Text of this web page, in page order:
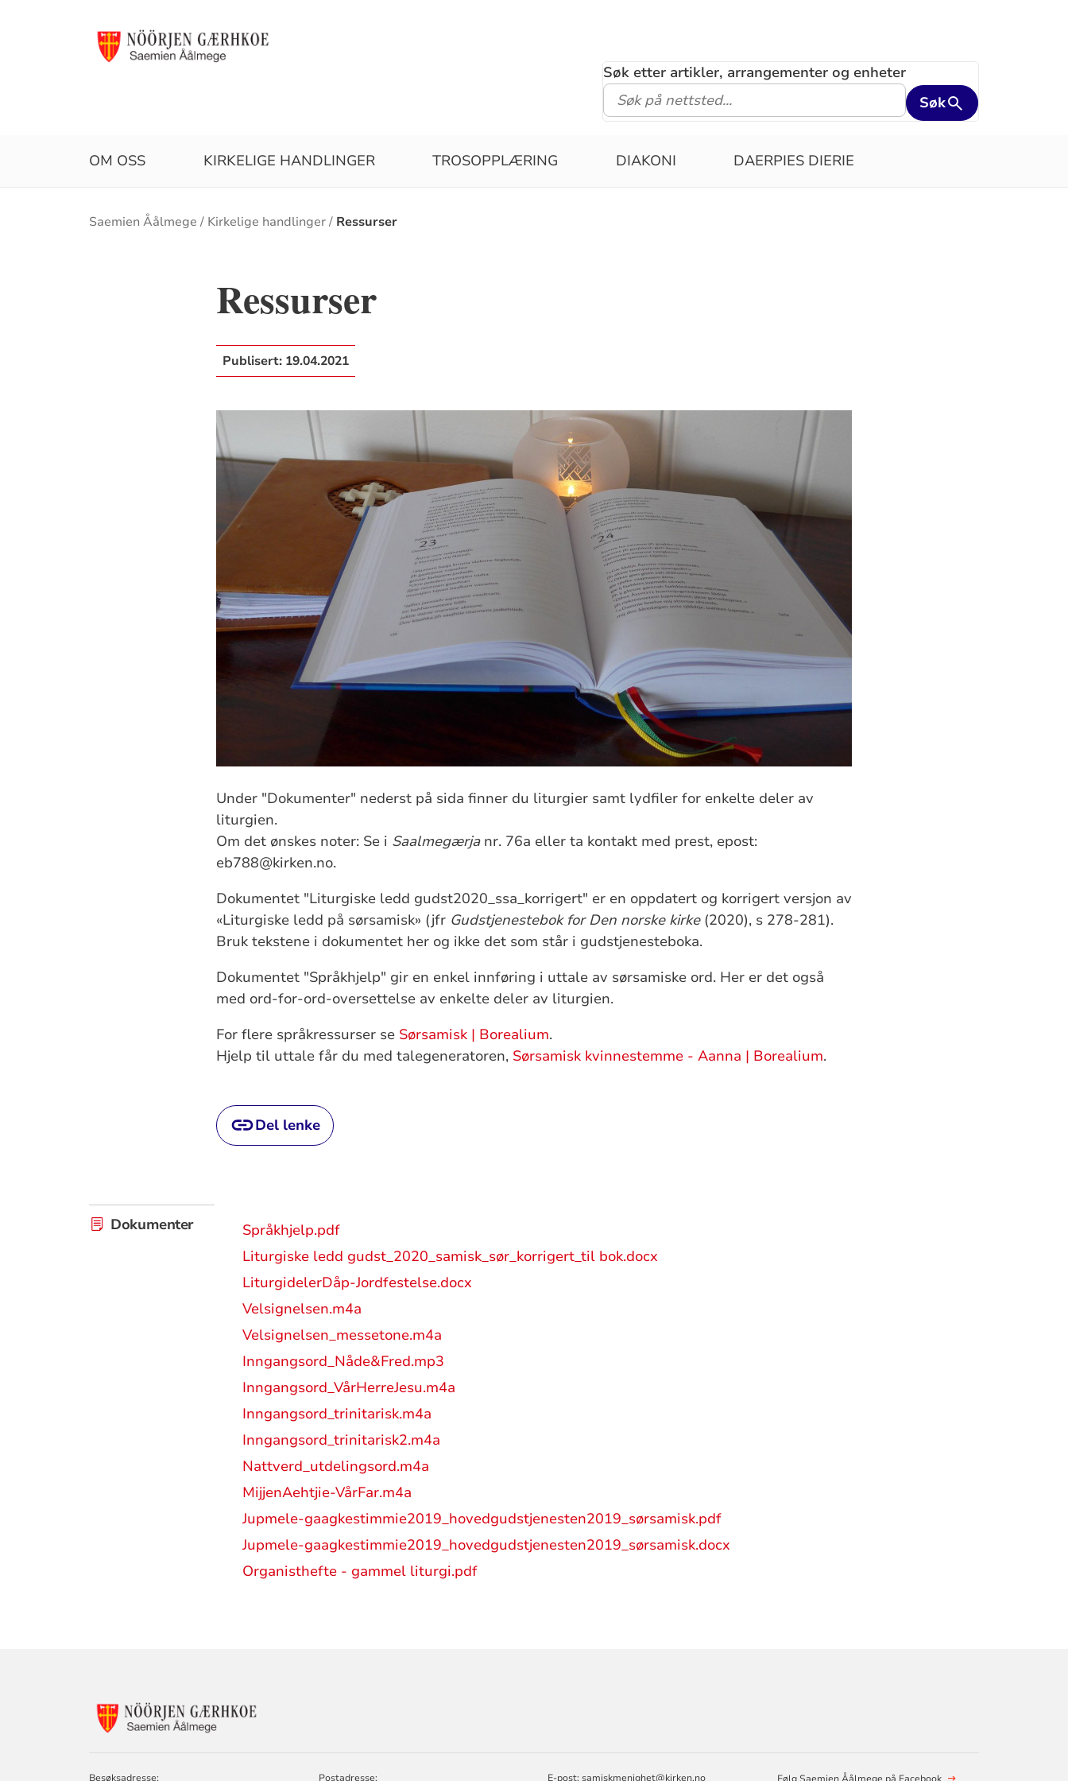
Søk etter artikler, arrangementer og enheter
Søk
OM OSS KIRKELIGE HANDLINGER TROSOPPLÆRING DIAKONI DAERPIES DIERIE
Brødsmulesti
Saemien Åålmege Kirkelige handlinger Ressurser
Ressurser
Publisert: 19.04.2021
Under "Dokumenter" nederst på sida finner du liturgier samt lydfiler for enkelte deler av
liturgien.
Om det ønskes noter: Se i Saalmegærjanr. 76a eller ta kontakt med prest, epost:
eb788@kirken.no.
Dokumentet "Liturgiske ledd gudst2020_ssa_korrigert" er en oppdatert og korrigert versjon av
«Liturgiske ledd på sørsamisk» (jfr Gudstjenestebok for Den norske kirke(2020), s 278-281).
Bruk tekstene i dokumentet her og ikke det som står i gudstjenesteboka.
Dokumentet "Språkhjelp" gir en enkel innføring i uttale av sørsamiske ord. Her er det også
med ord-for-ord-oversettelse av enkelte deler av liturgien.
For flere språkressurser se Sørsamisk | Borealium.
Hjelp til uttale får du med talegeneratoren, Sørsamisk kvinnestemme - Aanna | Borealium.
Del lenke
Dokumenter
Språkhjelp.pdf
Liturgiske ledd gudst_2020_samisk_sør_korrigert_til bok.docx
LiturgidelerDåp-Jordfestelse.docx
Velsignelsen.m4a
Velsignelsen_messetone.m4a
Inngangsord_Nåde&Fred.mp3
Inngangsord_VårHerreJesu.m4a
Inngangsord_trinitarisk.m4a
Inngangsord_trinitarisk2.m4a
Nattverd_utdelingsord.m4a
MijjenAehtjie-VårFar.m4a
Jupmele-gaagkestimmie2019_hovedgudstjenesten2019_sørsamisk.pdf
Jupmele-gaagkestimmie2019_hovedgudstjenesten2019_sørsamisk.docx
Organisthefte - gammel liturgi.pdf
Besøksadresse: Postadresse: E-post:samiskmenighet@kirken.no